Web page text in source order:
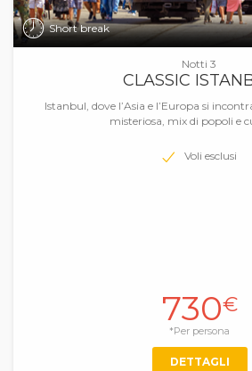
Short break
Notti 3
CLASSIC
Istanbul, dove l’Asia e l’Europa si
misteriosa, mix di popoli e
Voli esclusi
730€
*Per persona
DETTAGLI